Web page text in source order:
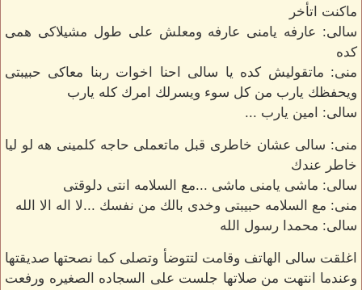
ماكنت اتأخر
سالى: عارفه يامنى عارفه ومعلش على طول مشيلاكى همى
كده
منى: ماتقوليش كده يا سالى احنا اخوات ربنا معاكى حبيبتى
ويحفظك يارب من كل سوء ويسرلك امرك كله يارب
سالى: امين يارب ...
منى: سالى عشان خاطرى قبل ماتعملى حاجه كلمينى هه لو ليا
خاطر عندك
سالى: ماشى يامنى ماشى ...مع السلامه انتى دلوقتى
منى: مع السلامه حبيبتى وخدى بالك من نفسك ...لا اله الا الله
سالى: محمدا رسول الله
اغلقت سالى الهاتف وقامت لتتوضأ وتصلى كما نصحتها صديقتها
وعندما انتهت من صلاتها جلست على السجاده الصغيره ورفعت